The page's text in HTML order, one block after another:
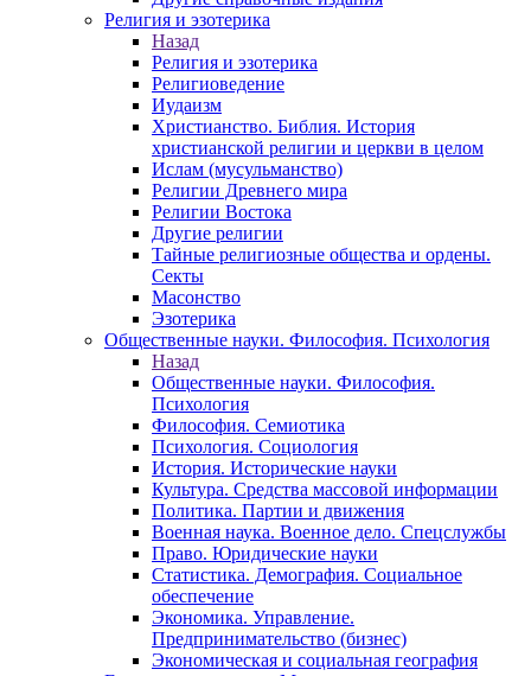
Религия и эзотерика
Назад
Религия и эзотерика
Религиоведение
Иудаизм
Христианство. Библия. История
христианской религии и церкви в целом
Ислам (мусульманство)
Религии Древнего мира
Религии Востока
Другие религии
Тайные религиозные общества и ордены.
Секты
Масонство
Эзотерика
Общественные науки. Философия. Психология
Назад
Общественные науки. Философия.
Психология
Философия. Семиотика
Психология. Социология
История. Исторические науки
Культура. Средства массовой информации
Политика. Партии и движения
Военная наука. Военное дело. Спецслужбы
Право. Юридические науки
Статистика. Демография. Социальное
обеспечение
Экономика. Управление.
Предпринимательство (бизнес)
Экономическая и социальная география